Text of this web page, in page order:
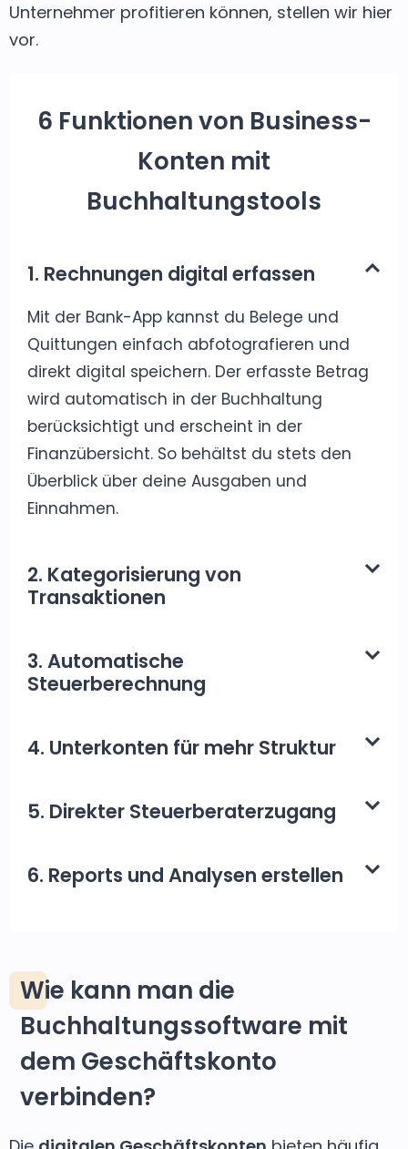
Unternehmer profitieren können, stellen wir hier
vor.
6 Funktionen von Business-
Konten mit
Buchhaltungstools
1. Rechnungen digital erfassen
Mit der Bank-App kannst du Belege und
Quittungen einfach abfotografieren und
direkt digital speichern. Der erfasste Betrag
wird automatisch in der Buchhaltung
berücksichtigt und erscheint in der
Finanzübersicht. So behältst du stets den
Überblick über deine Ausgaben und
Einnahmen.
2. Kategorisierung von
Transaktionen
3. Automatische
Steuerberechnung
4. Unterkonten für mehr Struktur
5. Direkter Steuerberaterzugang
6. Reports und Analysen erstellen
Wie kann man die
Buchhaltungssoftware mit
dem Geschäftskonto
verbinden?